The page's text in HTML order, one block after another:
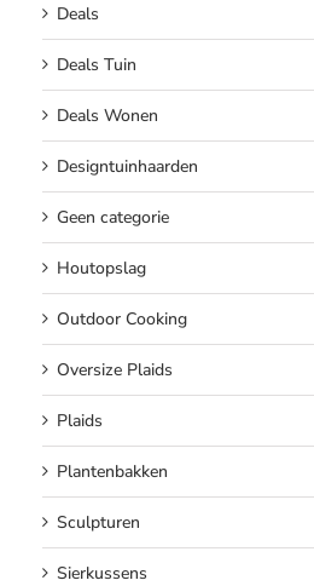
Deals
Deals Tuin
Deals Wonen
Designtuinhaarden
Geen categorie
Houtopslag
Outdoor Cooking
Oversize Plaids
Plaids
Plantenbakken
Sculpturen
Sierkussens